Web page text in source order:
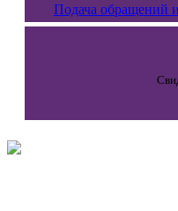
Подача обращений